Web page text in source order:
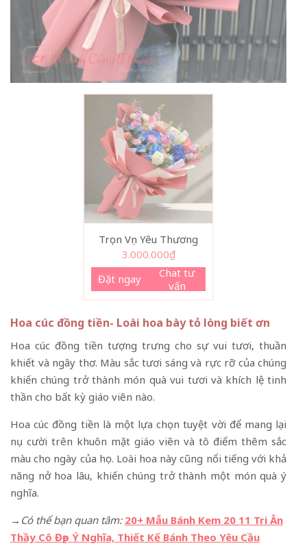
Trọn Vẹn Yêu Thương
3.000.000₫
Đặt ngay
Chat tư
vấn
Hoa cúc đồng tiền- Loài hoa bày tỏ lòng biết ơn
Hoa cúc đồng tiền tượng trưng cho sự vui tươi, thuần
khiết và ngây thơ. Màu sắc tươi sáng và rực rỡ của chúng
khiến chúng trở thành món quà vui tươi và khích lệ tinh
thần cho bất kỳ giáo viên nào.
Hoa cúc đồng tiền là một lựa chọn tuyệt vời để mang lại
nụ cười trên khuôn mặt giáo viên và tô điểm thêm sắc
màu cho ngày của họ. Loài hoa này cũng nổi tiếng với khả
năng nở hoa lâu, khiến chúng trở thành một món quà ý
nghĩa.
→Có thể bạn quan tâm: 20+ Mẫu Bánh Kem 20 11 Tri Ân
Thầy Cô Đẹp Ý Nghĩa, Thiết Kế Bánh Theo Yêu Cầu